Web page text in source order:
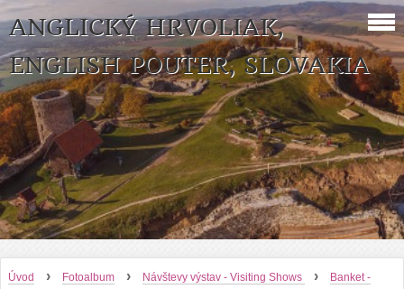
ANGLICKÝ HRVOLIAK,
ENGLISH POUTER, SLOVAKIA
Úvod › Fotoalbum › Návštevy výstav - Visiting Shows ›
Banket -